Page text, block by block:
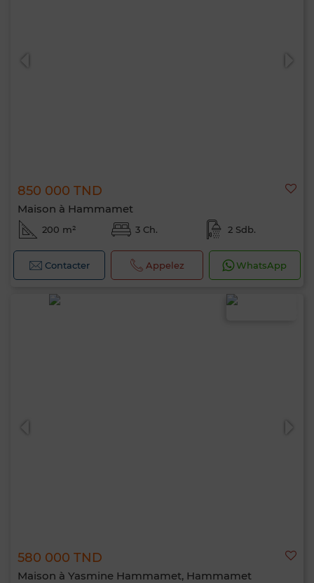
850 000 TND
Maison à Hammamet
200 m² 3 Ch. 2 Sdb.
Contacter Appelez WhatsApp
580 000 TND
Maison à Yasmine Hammamet, Hammamet